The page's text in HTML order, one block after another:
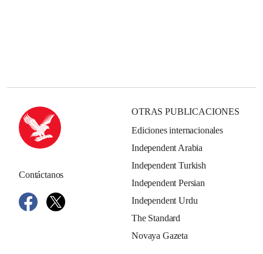
Contáctanos
OTRAS PUBLICACIONES
Ediciones internacionales
Independent Arabia
Independent Turkish
Independent Persian
Independent Urdu
The Standard
Novaya Gazeta